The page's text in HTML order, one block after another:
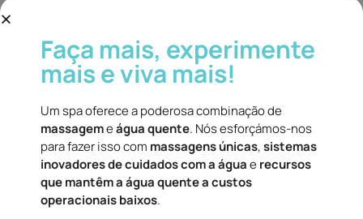
Faça mais, experimente
mais e viva mais!
Um spa oferece a poderosa combinação de
massagemeágua quente. Nós esforçámos-nos
para fazer isso com massagens únicas,sistemas
inovadores de cuidados com a águaerecursos
que mantêm a água quente a custos
operacionais baixos.